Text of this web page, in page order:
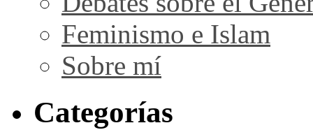
Feminismo e Islam
Sobre mí
Categorías